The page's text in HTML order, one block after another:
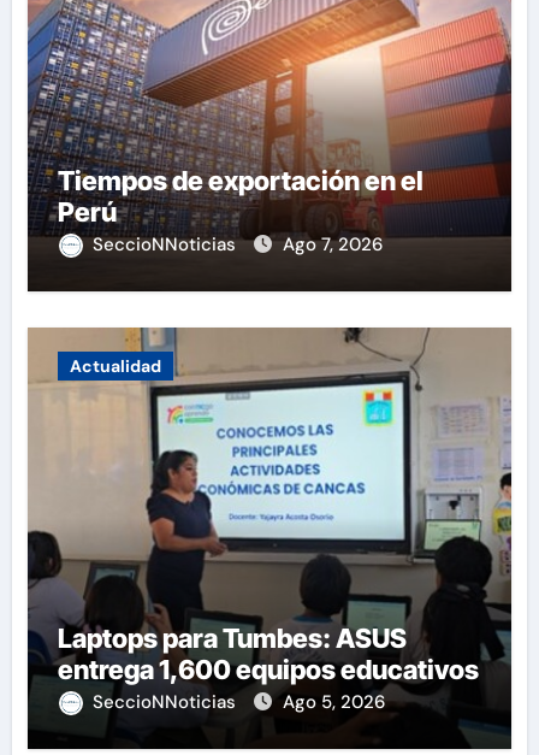
Tiempos de exportación en el
Perú
SeccioNNoticias Ago 7, 2026
Actualidad
Laptops para Tumbes: ASUS
entrega 1,600 equipos educativos
SeccioNNoticias Ago 5, 2026